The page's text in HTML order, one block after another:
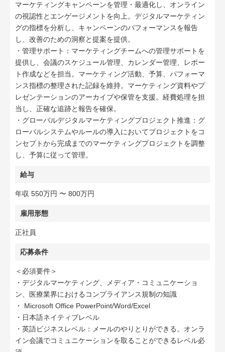
マーケティングキャンペーンを管理・最適化し、オンライン
の視認性とエンゲージメントを向上。デジタルマーケティン
グの指標を分析し、キャンペーンのパフォーマンスを報告
し、改善のための洞察と提案を提供。
・管理サポート：マーケティングチームへの管理サポートを
提供し、会議のスケジュール管理、カレンダー管理、レポー
ト作成などを担当。マーケティング活動、予算、パフォーマ
ンス指標の整理された記録を維持。マーケティング資料やプ
レゼンテーションのアーカイブや保管を支援。経費処理を担
当し、正確な追跡と報告を確保。
・グローバルデジタルマーケティングプロジェクト推進：グ
ローバルシステムやルールの導入においてプロジェクトをコ
ンセプトから完成までのマーケティングプロジェクトを調整
し、予算に従って管理。
給与
年収 550万円 〜 800万円
雇用形態
正社員
応募条件
＜必須要件＞
・デジタルマーケティング、メディア・コミュニケーショ
ン、医療業界におけるコンプライアンス規制の知識
・ Microsoft Office PowerPoint/Word/Excel
・日本語ネイティブレベル
・英語ビジネスレベル：メールのやりとりができる。オンラ
イン会議でコミュニケーションを取ることができるレベル必